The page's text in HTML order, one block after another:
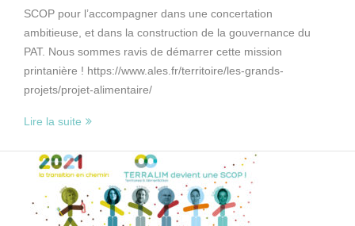
SCOP pour l’accompagner dans une concertation
ambitieuse, et dans la construction de la gouvernance du
PAT. Nous sommes ravis de démarrer cette mission
printanière ! https://www.ales.fr/territoire/les-grands-
projets/projet-alimentaire/
Lire la suite